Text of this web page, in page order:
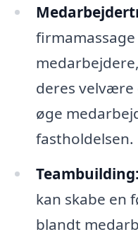
deres velvære
øge
fastholdelsen.
Teambuilding:
kan skabe en
blandt